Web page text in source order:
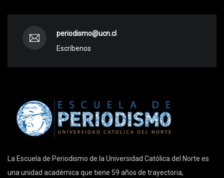
periodismo@ucn.cl
Escríbenos
La Escuela de Periodismo de la Universidad Católica del Norte es
una unidad académica que tiene 59 años de trayectoria,